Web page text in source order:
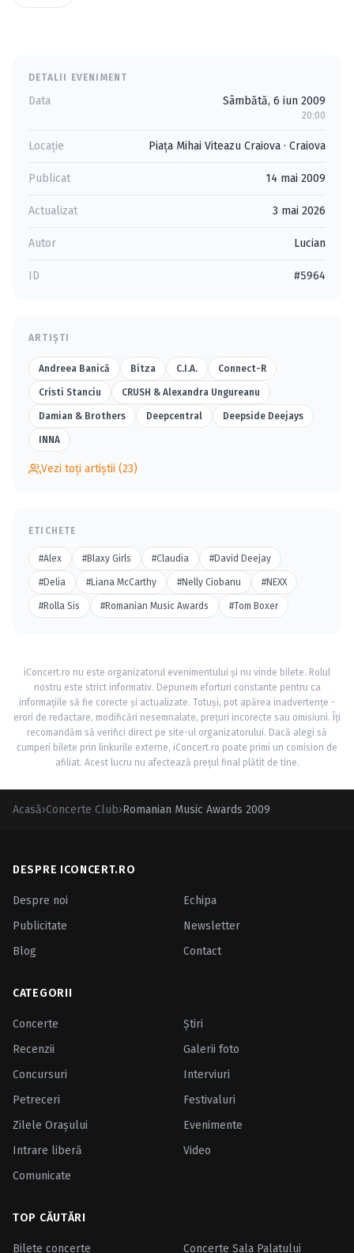
DETALII EVENIMENT
Data Sâmbătă, 6 iun 2009
20:00
Locație Piaţa Mihai Viteazu Craiova · Craiova
Publicat 14 mai 2009
Actualizat 3 mai 2026
Autor Lucian
ID #5964
ARTIȘTI
Andreea Banică Bitza C.I.A. Connect-R
Cristi Stanciu CRUSH & Alexandra Ungureanu
Damian & Brothers Deepcentral Deepside Deejays
INNA
Vezi toți artiștii (23)
ETICHETE
#Alex #Blaxy Girls #Claudia #David Deejay
#Delia #Liana McCarthy #Nelly Ciobanu #NEXX
#Rolla Sis #Romanian Music Awards #Tom Boxer
iConcert.ro nu este organizatorul evenimentului și nu vinde bilete. Rolul
nostru este strict informativ. Depunem eforturi constante pentru ca
informațiile să fie corecte și actualizate. Totuși, pot apărea inadvertențe -
erori de redactare, modificări nesemnalate, prețuri incorecte sau omisiuni. Îți
recomandăm să verifici direct pe site-ul organizatorului. Dacă alegi să
cumperi bilete prin linkurile externe, iConcert.ro poate primi un comision de
afiliat. Acest lucru nu afectează prețul final plătit de tine.
Acasă›Concerte Club›Romanian Music Awards 2009
DESPRE ICONCERT.RO
Despre noi
Echipa
Publicitate
Newsletter
Blog
Contact
CATEGORII
Concerte
Ştiri
Recenzii
Galerii foto
Concursuri
Interviuri
Petreceri
Festivaluri
Zilele Oraşului
Evenimente
Intrare liberă
Video
Comunicate
TOP CĂUTĂRI
Bilete concerte Concerte Sala Palatului